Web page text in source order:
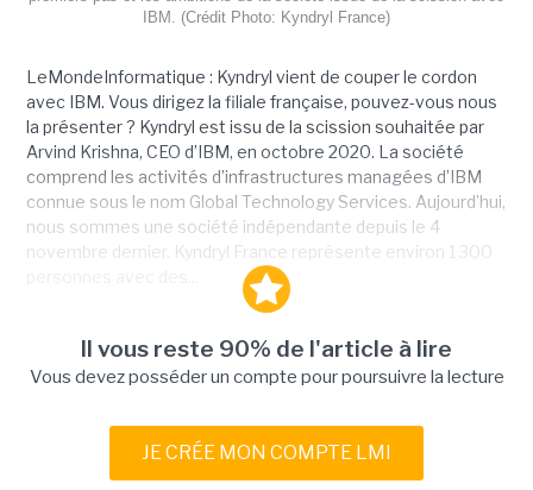
IBM. (Crédit Photo: Kyndryl France)
LeMondeInformatique : Kyndryl vient de couper le cordon
avec IBM. Vous dirigez la filiale française, pouvez-vous nous
la présenter ? Kyndryl est issu de la scission souhaitée par
Arvind Krishna, CEO d’IBM, en octobre 2020. La société
comprend les activités d’infrastructures managées d’IBM
connue sous le nom Global Technology Services. Aujourd’hui,
nous sommes une société indépendante depuis le 4
novembre dernier. Kyndryl France représente environ 1 300
Il vous reste 90% de l'article à lire
Vous devez posséder un compte pour poursuivre la lecture
JE CRÉE MON COMPTE LMI